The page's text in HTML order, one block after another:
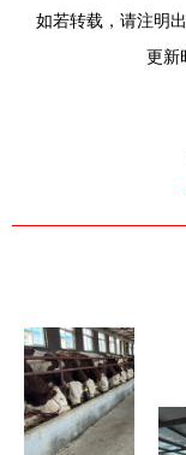
如若转载，请注明
更新